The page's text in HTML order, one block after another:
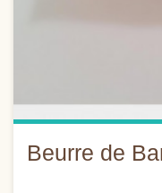
Beurre de